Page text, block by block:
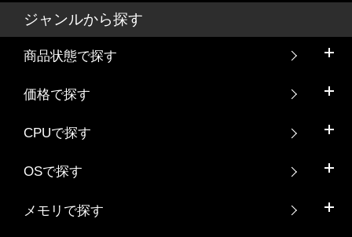
ジャンルから探す
商品状態で探す
価格で探す
CPUで探す
OSで探す
メモリで探す